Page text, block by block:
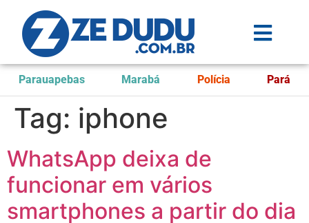
Parauapebas Marabá Polícia Pará
Tag: iphone
WhatsApp deixa de
funcionar em vários
smartphones a partir do dia